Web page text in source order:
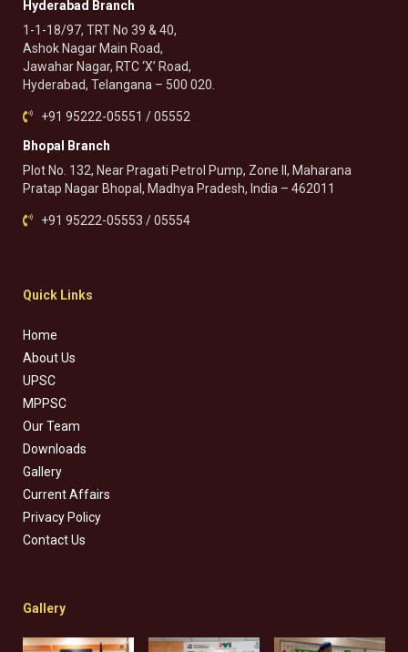
Hyderabad Branch
1-1-18/97, TRT No 39 & 40,
Ashok Nagar Main Road,
Jawahar Nagar, RTC ‘X’ Road,
Hyderabad, Telangana – 500 020.
+91 95222-05551 / 05552
Bhopal Branch
Plot No. 132, Near Pragati Petrol Pump, Zone II, Maharana
Pratap Nagar Bhopal, Madhya Pradesh, India – 462011
+91 95222-05553 / 05554
Quick Links
Home
About Us
UPSC
MPPSC
Our Team
Downloads
Gallery
Current Affairs
Privacy Policy
Contact Us
Gallery